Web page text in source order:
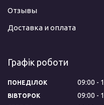
Отзывы
Доставка и оплата
Графік роботи
ПОНЕДІЛОК 09:00
ВІВТОРОК 09:00